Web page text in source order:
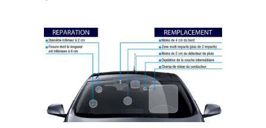
should
left
blank